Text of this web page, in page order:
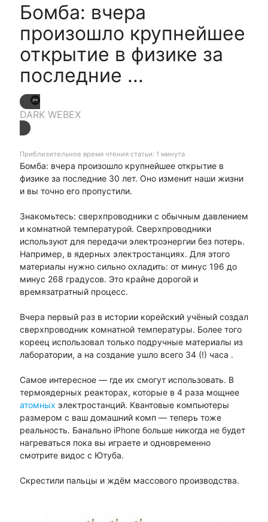
Бомба: вчера
произошло крупнейшее
открытие в физике за
последние ...
DARK WEBEX
Приблизительное время чтения статьи: 1 минута
Бомба: вчера произошло крупнейшее открытие в
физике за последние 30 лет. Оно изменит наши жизни
и вы точно его пропустили.
Знакомьтесь: сверхпроводники с обычным давлением
и комнатной температурой. Сверхпроводники
используют для передачи электроэнергии без потерь.
Например, в ядерных электростанциях. Для этого
материалы нужно сильно охладить: от минус 196 до
минус 268 градусов. Это крайне дорогой и
времязатратный процесс.
Вчера первый раз в истории корейский учёный создал
сверхпроводник комнатной температуры. Более того
кореец использовал только подручные материалы из
лаборатории, а на создание ушло всего 34 (!) часа .
Самое интересное — где их смогут использовать. В
термоядерных реакторах, которые в 4 раза мощнее
атомных электростанций. Квантовые компьютеры
размером с ваш домашний комп — теперь тоже
реальность. Банально iPhone больше никогда не будет
нагреваться пока вы играете и одновременно
смотрите видос с Ютуба.
Скрестили пальцы и ждём массового производства.